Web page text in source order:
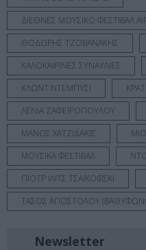
ΔΙΕΘΝΕΣ ΜΟΥΣΙΚΟ ΦΕΣΤΙΒΑΛ
ΘΟΔΩΡΗΣ ΤΖΟΒΑΝΑΚΗΣ
ΚΑΛΟΚΑΙΡΙΝΕΣ ΣΥΝΑΥΛΙΕΣ
ΚΛΩΝΤ ΝΤΕΜΠΥΣΙ
ΛΕΝΙΑ ΖΑΦΕΙΡΟΠΟΥΛΟΥ
ΜΑΝΟΣ ΧΑΤΖΙΔΑΚΙΣ
ΜΟΥΣΙΚΑ ΦΕΣΤΙΒΑΛ
ΠΙΟΤΡ ΙΛΙΤΣ ΤΣΑΪΚΟΦΣΚΙ
ΤΑΣΟΣ ΑΠΟΣΤΟΛΟΥ
Newsletter